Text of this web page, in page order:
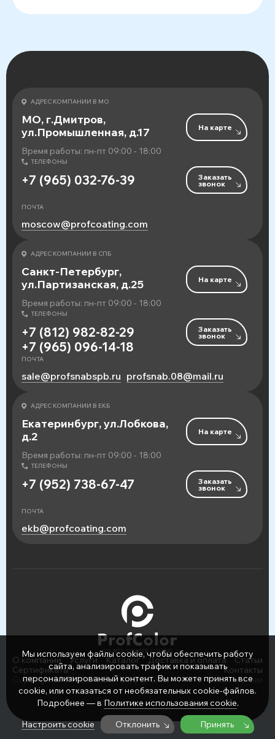
АДРЕС КОМПАНИИ В МО
МО, г.Дмитров,
ул.Промышленная, д.17
Время работы: пн-пт 09:00 - 18:00
На карте
ТЕЛЕФОНЫ
+7 (965) 032-76-39 Заказать
звонок
ПОЧТА
moscow@profcoating.com
АДРЕС КОМПАНИИ В СПБ
Санкт-Петербург,
ул.Партизанская, д.25
Время работы: пн-пт 09:00 - 18:00
На карте
ТЕЛЕФОНЫ
+7 (812) 982-82-29
+7 (965) 096-14-18
Заказать
звонок
ПОЧТА
sale@profsnabspb.ru profsnab.08@mail.ru
АДРЕС КОМПАНИИ В ЕКБ
Екатеринбург, ул.Лобкова,
д.2
Время работы: пн-пт 09:00 - 18:00
На карте
ТЕЛЕФОНЫ
+7 (952) 738-67-47 Заказать
звонок
ПОЧТА
ekb@profcoating.com
О компании Услуги Каталог Доставка и оплата
Статьи
Сертификаты
Контакты
Copyright © 2026 ООО «ПрофСнаб»
Написать нам
Мы используем файлы cookie, чтобы обеспечить работу
сайта, анализировать трафик и показывать
персонализированный контент. Вы можете принять все
cookie, или отказаться от необязательных cookie-файлов.
Подробнее — в Политике использования cookie.
Настроить cookie
Отклонить Принять